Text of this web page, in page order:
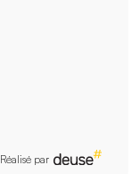
Réalisé par